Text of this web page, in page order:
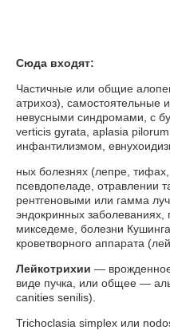
Сюда входят:
Частичные или общие
атрихоз), самостоятельные
невусными синдромами, с
verticis gyrata, aplasia
инфантилизмом,
ных болезнях (лепре,
псевдопеладе, отравлении
рентгеновыми или гамма
эндокринных заболеваниях,
микседеме, болезни
кроветворного аппарата
Лейкотрихии —
виде пучка, или общее —
canities senilis).
Trichoclasia simplex или